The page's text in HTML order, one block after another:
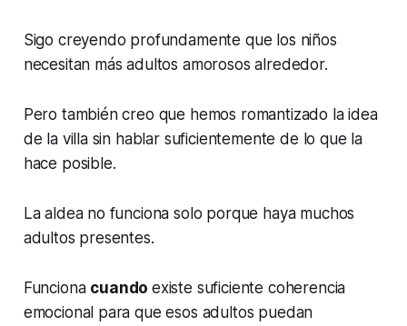
Sigo creyendo profundamente que los niños
necesitan más adultos amorosos alrededor.
Pero también creo que hemos romantizado la idea
de la villa sin hablar suficientemente de lo que la
hace posible.
La aldea no funciona solo porque haya muchos
adultos presentes.
Funciona cuando existe suficiente coherencia
emocional para que esos adultos puedan